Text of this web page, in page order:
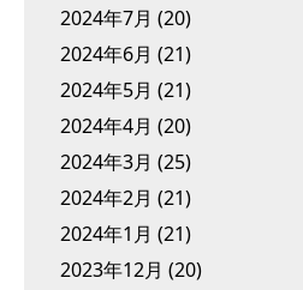
2024年7月 (20)
2024年6月 (21)
2024年5月 (21)
2024年4月 (20)
2024年3月 (25)
2024年2月 (21)
2024年1月 (21)
2023年12月 (20)